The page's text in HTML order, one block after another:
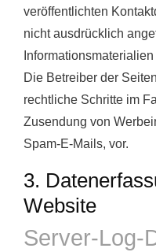
veröffentlichten
nicht ausdrücklich
Die Betreiber der
rechtliche Schritte im
Zusendung von
Spam-E-Mails, vor.
3.
Website
Server-Log-